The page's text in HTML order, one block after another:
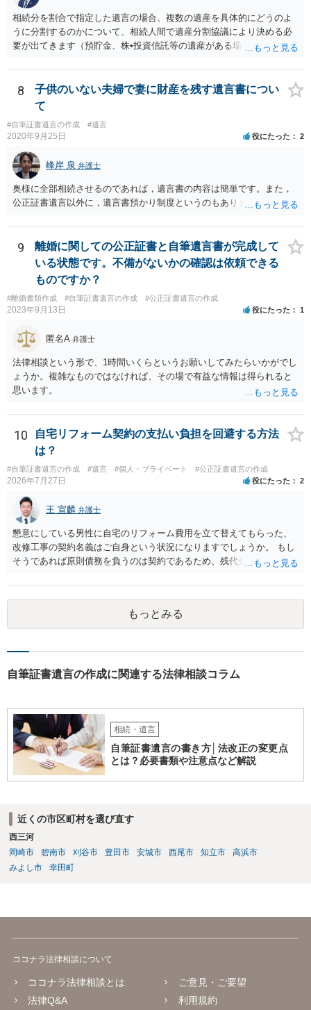
相続分を割合で指定した遺言の場合、複数の遺産を具体的にどうのよ
うに分割するのかについて、相続人間で遺産分割協議により決める必
要が出てきます（預貯金、株•投資信託等の遺産がある場合に、どの遺
投資信託は他の相続人にというような分け方をするのか等について
は、相続人間で遺産分割協議により決める必要があります）。
8
子供のいない夫婦で妻に財産を残す遺言書につい
て
#自筆証書遺言の作成 #遺言
2020年9月25日 役にたった 2
峰岸 泉 弁護士
奥様に全部相続させるのであれば，遺言書の内容は簡単です。また，
公正証書遺言以外に，遺言書預かり制度というのもあります。
9
離婚に関しての公正証書と自筆遺言書が完成して
いる状態です。不備がないかの確認は依頼できる
ものですか？
#離婚書類作成 #自筆証書遺言の作成 #公正証書遺言の作成
2023年9月13日 役にたった 1
匿名A 弁護士
法律相談という形で、1時間いくらというお願いしてみたらいかがでし
ょうか。複雑なものではなければ、その場で有益な情報は得られると
思います。
10
自宅リフォーム契約の支払い負担を回避する方法
は？
#自筆証書遺言の作成 #遺言 #個人・プライベート #公正証書遺言の作成
2026年7月27日 役にたった 2
王 宣麟 弁護士
懇意にしている男性に自宅のリフォーム費用を立て替えてもらった、
改修工事の契約名義はご自身という状況になりますでしょうか。 もし
そうであれば原則債務を負うのは契約であるため、残代金を捻出して
ます。 入籍した場合でも、原則契約者が単独で全ての債務を負うこと
には変わりがありません。 なかなか対応に難しい案件であり、公開の
場でアドバイスを行うのも限界があるように思われますので、資料等
を持参のうえ個別に弁護士に相談されることをお勧めします。
もっとみる
自筆証書遺言の作成に関連する法律相談コラム
相続・遺言
自筆証書遺言の書き方│法改正の変更点
とは？必要書類や注意点など解説
近くの市区町村を選び直す
西三河
岡崎市
碧南市 刈谷市 豊田市 安城市 西尾市 知立市
高浜市
みよし市
幸田町
ココナラ法律相談について
ココナラ法律相談とは
法律Q&A
ご意見・ご要望
利用規約